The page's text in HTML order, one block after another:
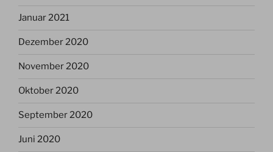
Januar 2021
Dezember 2020
November 2020
Oktober 2020
September 2020
Juni 2020